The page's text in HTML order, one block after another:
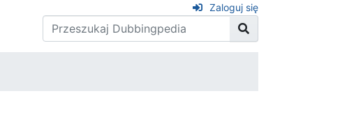
Zaloguj się